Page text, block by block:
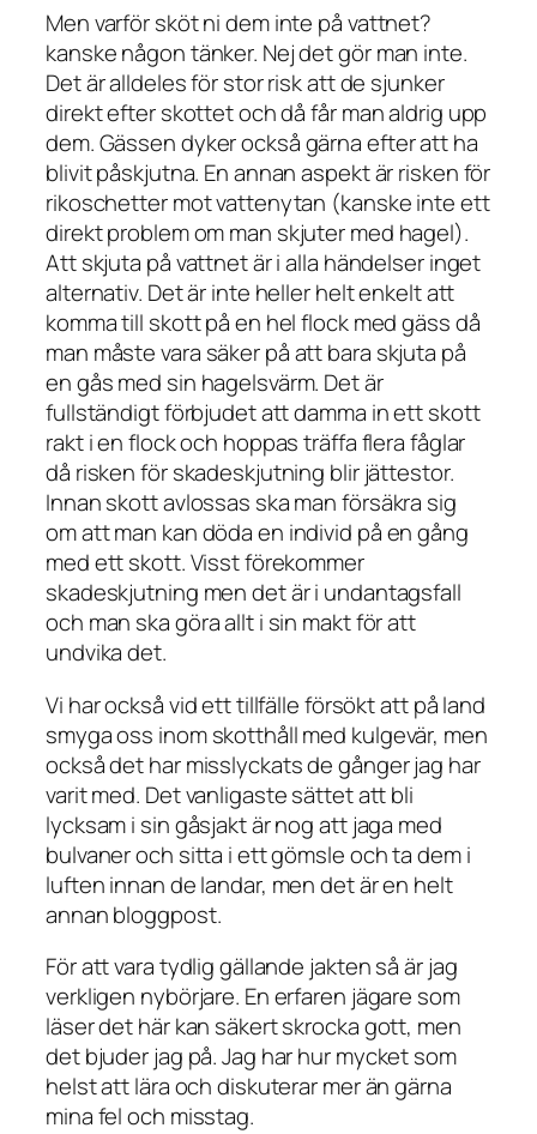
Men varför sköt ni dem inte på vattnet?
kanske någon tänker. Nej det gör man inte.
Det är alldeles för stor risk att de sjunker
direkt efter skottet och då får man aldrig upp
dem. Gässen dyker också gärna efter att ha
blivit påskjutna. En annan aspekt är risken för
rikoschetter mot vattenytan (kanske inte ett
direkt problem om man skjuter med hagel).
Att skjuta på vattnet är i alla händelser inget
alternativ. Det är inte heller helt enkelt att
komma till skott på en hel flock med gäss då
man måste vara säker på att bara skjuta på
en gås med sin hagelsvärm. Det är
fullständigt förbjudet att damma in ett skott
rakt i en flock och hoppas träffa flera fåglar
då risken för skadeskjutning blir jättestor.
Innan skott avlossas ska man försäkra sig
om att man kan döda en individ på en gång
med ett skott. Visst förekommer
skadeskjutning men det är i undantagsfall
och man ska göra allt i sin makt för att
undvika det.
Vi har också vid ett tillfälle försökt att på land
smyga oss inom skotthåll med kulgevär, men
också det har misslyckats de gånger jag har
varit med. Det vanligaste sättet att bli
lycksam i sin gåsjakt är nog att jaga med
bulvaner och sitta i ett gömsle och ta dem i
luften innan de landar, men det är en helt
annan bloggpost.
För att vara tydlig gällande jakten så är jag
verkligen nybörjare. En erfaren jägare som
läser det här kan säkert skrocka gott, men
det bjuder jag på. Jag har hur mycket som
helst att lära och diskuterar mer än gärna
mina fel och misstag.